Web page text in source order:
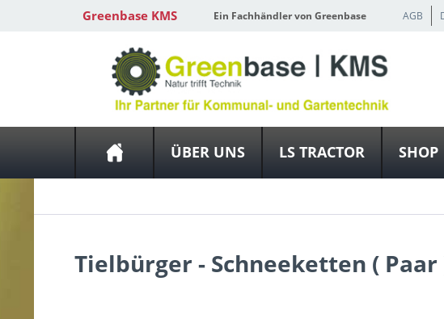
Greenbase KMS Ein Fachhändler von Greenbase AGB
ÜBER UNS LS TRACTOR SHOP
Tielbürger - Schneeketten ( Paar )